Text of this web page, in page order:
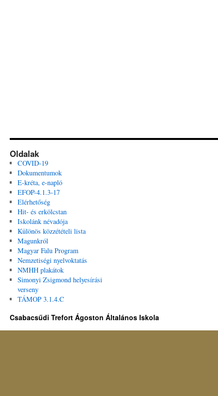
Oldalak
COVID-19
Dokumentumok
E-kréta, e-napló
EFOP-4.1.3-17
Elérhetőség
Hit- és erkölcstan
Iskolánk névadója
Különös közzétételi lista
Magunkról
Magyar Falu Program
Nemzetiségi nyelvoktatás
NMHH plakátok
Simonyi Zsigmond helyesírási
verseny
TÁMOP 3.1.4.C
Csabacsűdi Trefort Ágoston Általános Iskola